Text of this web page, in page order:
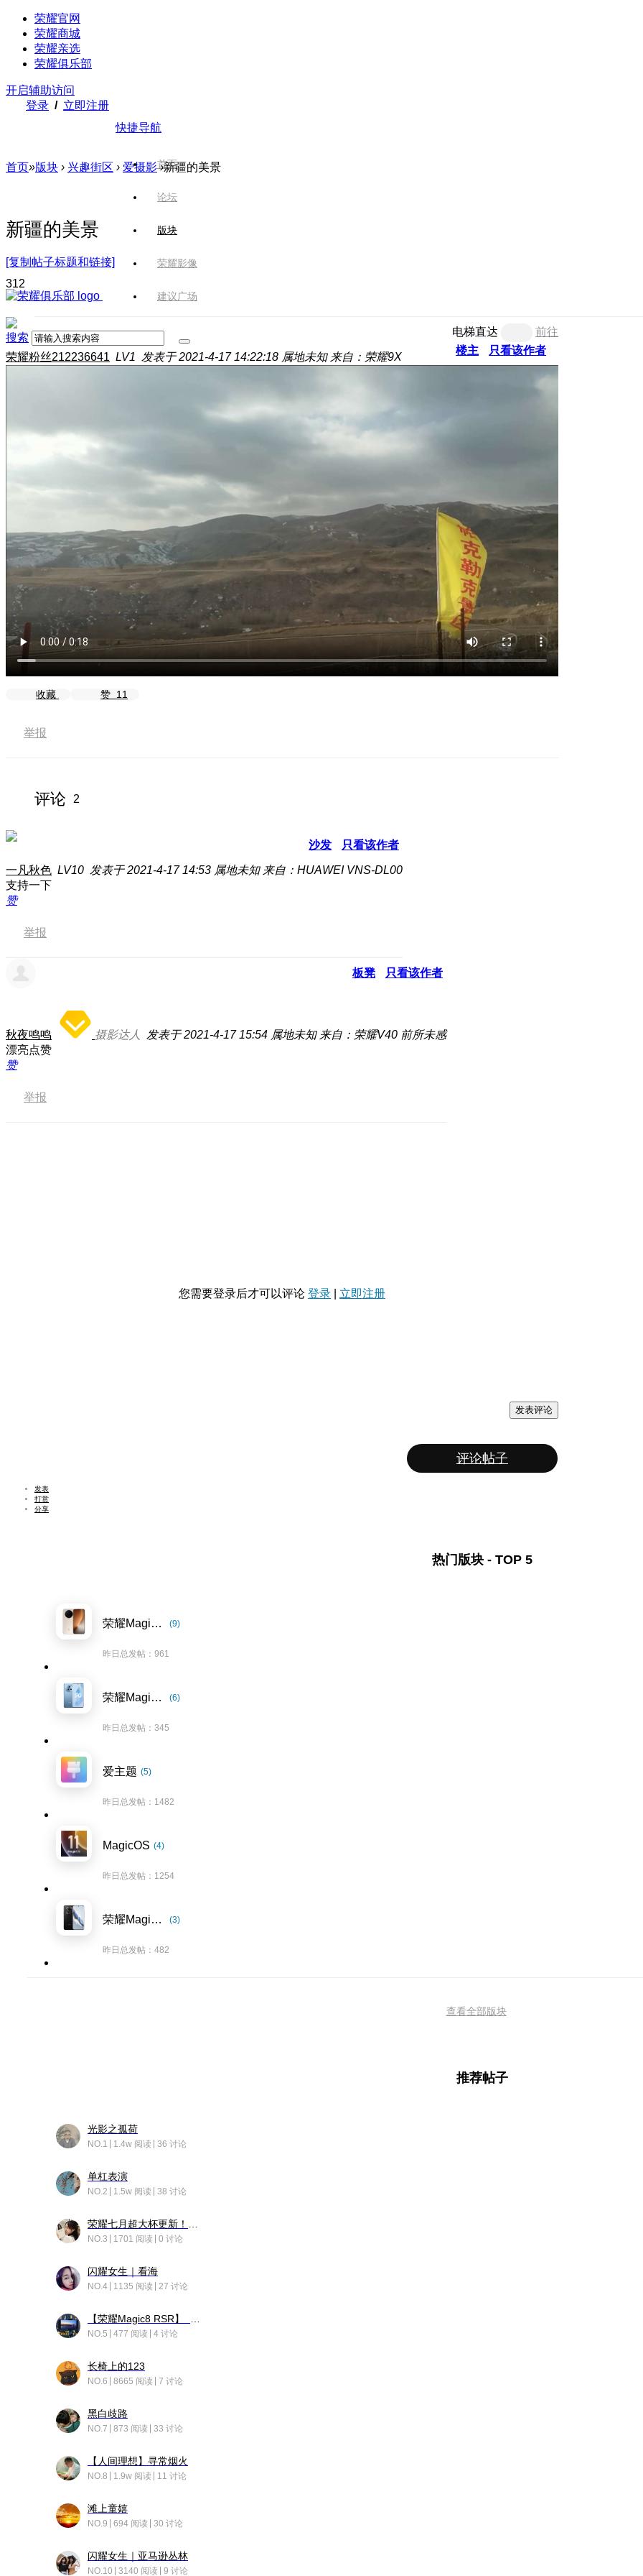
荣耀官网
荣耀商城
荣耀亲选
荣耀俱乐部
开启辅助访问
登录 / 立即注册
快捷导航
首页
论坛
版块
荣耀影像
建议广场
搜索
首页»版块 › 兴趣街区 › 爱摄影 ›新疆的美景
新疆的美景
[复制帖子标题和链接]
312
电梯直达
前往
楼主
只看该作者
荣耀粉丝212236641 LV1 发表于 2021-4-17 14:22:18 属地未知 来自：荣耀9X
收藏 赞 11
举报
评论 2
沙发 只看该作者
一凡秋色 LV10 发表于 2021-4-17 14:53 属地未知 来自：HUAWEI VNS-DL00
支持一下
赞
举报
板凳 只看该作者
秋夜鸣鸣 摄影达人 发表于 2021-4-17 15:54 属地未知 来自：荣耀V40 前所未感
漂亮点赞
赞
举报
您需要登录后才可以评论 登录 立即注册
发表评论
评论帖子
发表
打赏
分享
热门版块 - TOP 5
荣耀Magic8系列 (9)
昨日总发帖：961
荣耀Magic5系列 (6)
昨日总发帖：345
爱主题 (5)
昨日总发帖：1482
MagicOS (4)
昨日总发帖：1254
荣耀Magic6系列 (3)
昨日总发帖：482
查看全部版块
推荐帖子
光影之孤荷
NO.1 1.4w 阅读 36 讨论
单杠表演
NO.2 1.5w 阅读 38 讨论
NO.3 1701 阅读 0 讨论
闪耀女生｜看海
NO.4 1135 阅读 27 讨论
NO.5 477 阅读 4 讨论
长椅上的123
NO.6 8665 阅读 7 讨论
黑白歧路
NO.7 873 阅读 33 讨论
【人间理想】寻常烟火
NO.8 1.9w 阅读 11 讨论
滩上童嬉
NO.9 694 阅读 30 讨论
闪耀女生｜亚马逊丛林
NO.10 3140 阅读 9 讨论